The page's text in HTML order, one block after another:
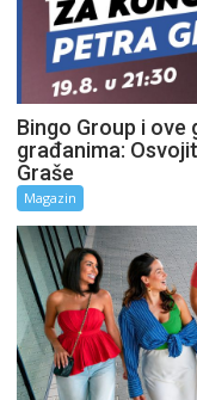
Bingo Group i
građanima:
Graše
Magazin